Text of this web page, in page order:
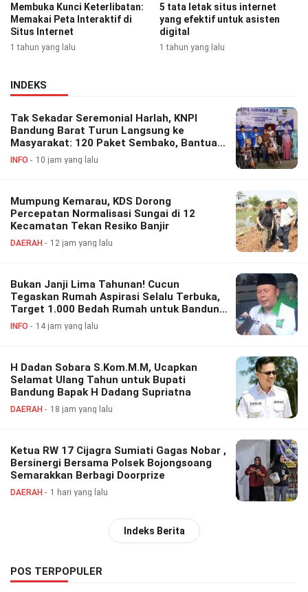
Membuka Kunci Keterlibatan:
Memakai Peta Interaktif di
Situs Internet
1 tahun yang lalu
5 tata letak situs internet
yang efektif untuk asisten
digital
1 tahun yang lalu
INDEKS
Tak Sekadar Seremonial Harlah, KNPI
Bandung Barat Turun Langsung ke
Masyarakat: 120 Paket Sembako, Bantuan
Disabilitas hingga Layanan Kesehatan
INFO 10 jam yang lalu
Mumpung Kemarau, KDS Dorong
Percepatan Normalisasi Sungai di 12
Kecamatan Tekan Resiko Banjir
DAERAH 12 jam yang lalu
Bukan Janji Lima Tahunan! Cucun
Tegaskan Rumah Aspirasi Selalu Terbuka,
Target 1.000 Bedah Rumah untuk Bandung
Barat
INFO 14 jam yang lalu
H Dadan Sobara S.Kom.M.M, Ucapkan
Selamat Ulang Tahun untuk Bupati
Bandung Bapak H Dadang Supriatna
DAERAH 18 jam yang lalu
Ketua RW 17 Cijagra Sumiati Gagas Nobar ,
Bersinergi Bersama Polsek Bojongsoang
Semarakkan Berbagi Doorprize
DAERAH 1 hari yang lalu
Indeks Berita
POS TERPOPULER